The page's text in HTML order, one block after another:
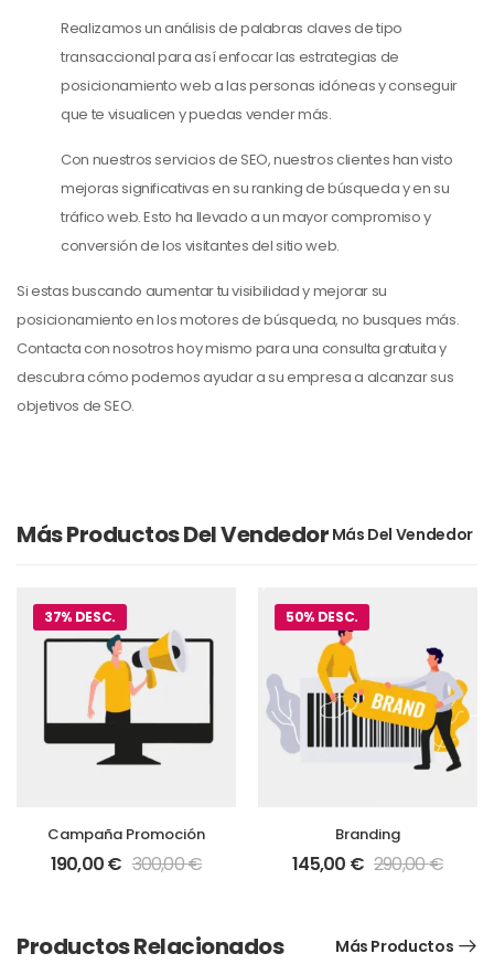
Realizamos un análisis de palabras claves de tipo
transaccional para así enfocar las estrategias de
posicionamiento web a las personas idóneas y conseguir
que te visualicen y puedas vender más.
Con nuestros servicios de SEO, nuestros clientes han visto
mejoras significativas en su ranking de búsqueda y en su
tráfico web. Esto ha llevado a un mayor compromiso y
conversión de los visitantes del sitio web.
Si estas buscando aumentar tu visibilidad y mejorar su
posicionamiento en los motores de búsqueda, no busques más.
Contacta con nosotros hoy mismo para una consulta gratuita y
descubra cómo podemos ayudar a su empresa a alcanzar sus
objetivos de SEO.
Más Productos Del Vendedor
37% DESC.
Campaña Promoción
190,00€ 300,00€
50% DESC.
Branding
145,00 € 290,00€
Productos Relacionados Más Productos